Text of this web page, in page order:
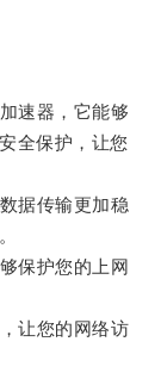
速器，它能够
全保护，让您
据传输更加稳
保护您的上网
让您的网络访